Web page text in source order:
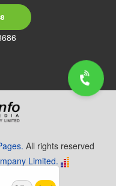
All rights reserved
Limited.